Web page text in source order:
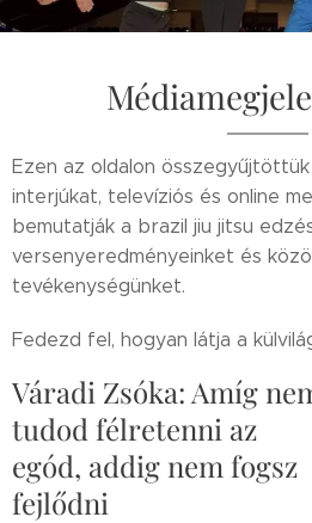
Ezen az oldalon
interjúkat, televíziós és online
bemutatják a brazil jiu jitsu
versenyeredményeinket és
tevékenységünket.
Fedezd fel, hogyan látja a
Váradi Zsóka: Amíg
tudod félretenni az
egód, addig nem fogsz
fejlődni